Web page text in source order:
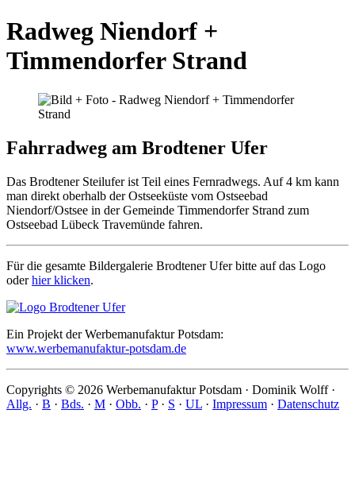
Radweg Niendorf +
Timmendorfer Strand
Fahrradweg am Brodtener Ufer
Das Brodtener Steilufer ist Teil eines Fernradwegs. Auf 4 km kann
man direkt oberhalb der Ostseeküste vom Ostseebad
Niendorf/Ostsee in der Gemeinde Timmendorfer Strand zum
Ostseebad Lübeck Travemünde fahren.
Für die gesamte Bildergalerie Brodtener Ufer bitte auf das Logo
oderhier klicken.
Ein Projekt der Werbemanufaktur Potsdam:
www.werbemanufaktur-potsdam.de
Copyrights © 2026 Werbemanufaktur Potsdam · Dominik Wolff ·
Allg. · B · Bds. · M · Obb. · P· S · UL · Impressum · Datenschutz